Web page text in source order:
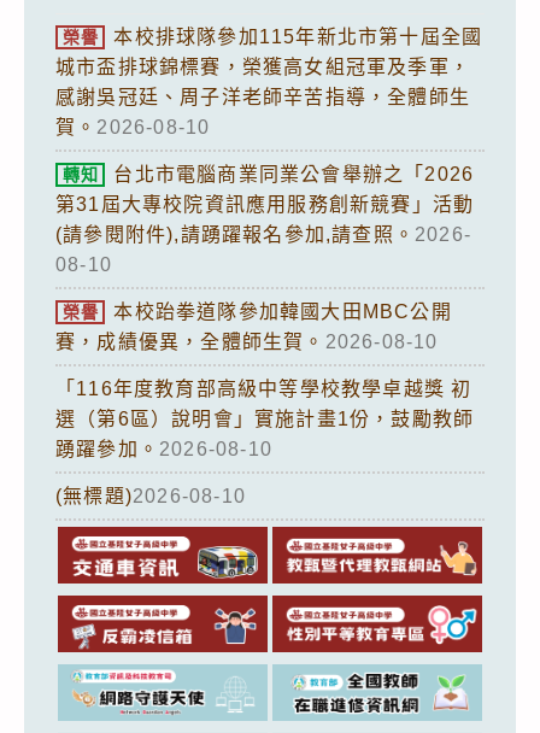
榮譽
本校排球隊參加115年新北市第十屆全國
城市盃排球錦標賽，榮獲高女組冠軍及季軍，
感謝吳冠廷、周子洋老師辛苦指導，全體師生
賀。 2026-08-10
轉知
台北市電腦商業同業公會舉辦之「2026
第31屆大專校院資訊應用服務創新競賽」活動
(請參閱附件),請踴躍報名參加,請查照。 2026-
08-10
榮譽
本校跆拳道隊參加韓國大田MBC公開
賽，成績優異，全體師生賀。 2026-08-10
「116年度教育部高級中等學校教學卓越獎 初
選（第6區）說明會」實施計畫1份，鼓勵教師
踴躍參加。 2026-08-10
(無標題)2026-08-10